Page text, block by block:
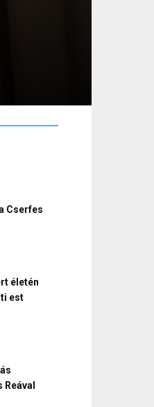
Cserfes
életén
est